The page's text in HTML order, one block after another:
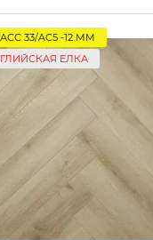
33/AC5 -12 ММ
ЕЛКА